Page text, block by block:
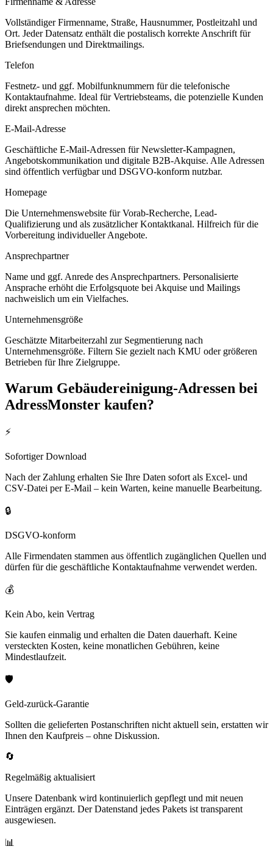
Vollständiger Firmenname, Straße, Hausnummer, Postleitzahl und
Ort. Jeder Datensatz enthält die postalisch korrekte Anschrift für
Briefsendungen und Direktmailings.
Telefon
Festnetz- und ggf. Mobilfunknummern für die telefonische
Kontaktaufnahme. Ideal für Vertriebsteams, die potenzielle Kunden
direkt ansprechen möchten.
E-Mail-Adresse
Geschäftliche E-Mail-Adressen für Newsletter-Kampagnen,
Angebotskommunikation und digitale B2B-Akquise. Alle Adressen
sind öffentlich verfügbar und DSGVO-konform nutzbar.
Homepage
Die Unternehmenswebsite für Vorab-Recherche, Lead-
Qualifizierung und als zusätzlicher Kontaktkanal. Hilfreich für die
Vorbereitung individueller Angebote.
Ansprechpartner
Name und ggf. Anrede des Ansprechpartners. Personalisierte
Ansprache erhöht die Erfolgsquote bei Akquise und Mailings
nachweislich um ein Vielfaches.
Unternehmensgröße
Geschätzte Mitarbeiterzahl zur Segmentierung nach
Unternehmensgröße. Filtern Sie gezielt nach KMU oder größeren
Betrieben für Ihre Zielgruppe.
Warum Gebäudereinigung-Adressen bei
AdressMonster kaufen?
⚡
Sofortiger Download
Nach der Zahlung erhalten Sie Ihre Daten sofort als Excel- und
CSV-Datei per E-Mail – kein Warten, keine manuelle Bearbeitung.
🔒
DSGVO-konform
Alle Firmendaten stammen aus öffentlich zugänglichen Quellen und
dürfen für die geschäftliche Kontaktaufnahme verwendet werden.
💰
Kein Abo, kein Vertrag
Sie kaufen einmalig und erhalten die Daten dauerhaft. Keine
versteckten Kosten, keine monatlichen Gebühren, keine
Mindestlaufzeit.
🛡️
Geld-zurück-Garantie
Sollten die gelieferten Postanschriften nicht aktuell sein, erstatten wir
Ihnen den Kaufpreis – ohne Diskussion.
🔄
Regelmäßig aktualisiert
Unsere Datenbank wird kontinuierlich gepflegt und mit neuen
Einträgen ergänzt. Der Datenstand jedes Pakets ist transparent
ausgewiesen.
📊